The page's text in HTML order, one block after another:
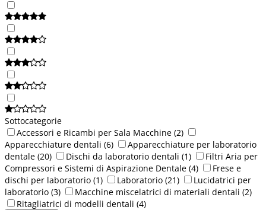
Sottocategorie
Accessori e Ricambi per Sala Macchine (2)
Apparecchiature dentali (6)
Apparecchiature per laboratorio
dentale (20) Dischi da laboratorio dentali (1)
Filtri Aria per
Compressori e Sistemi di Aspirazione Dentale (4)
Frese e
dischi per laboratorio (1) Laboratorio (21)
Lucidatrici per
laboratorio (3) Macchine miscelatrici di materiali dentali (2)
Ritagliatrici di modelli dentali (4)